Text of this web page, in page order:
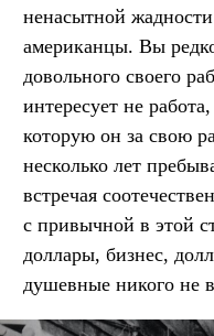
ненасытной
американцы. Вы
довольного своего
интересует не
которую он за свою
несколько лет
встречая
с привычной в этой
доллары, бизнес,
душевные никого не